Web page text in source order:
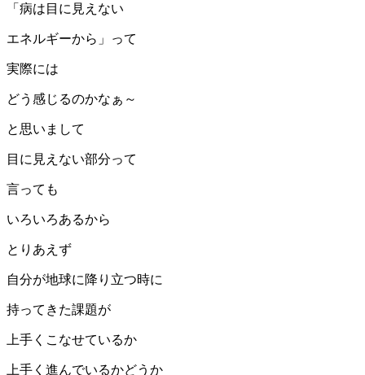
「病は目に見えない
エネルギーから」って
実際には
どう感じるのかなぁ～
と思いまして
目に見えない部分って
言っても
いろいろあるから
とりあえず
自分が地球に降り立つ時に
持ってきた課題が
上手くこなせているか
上手く進んでいるかどうか